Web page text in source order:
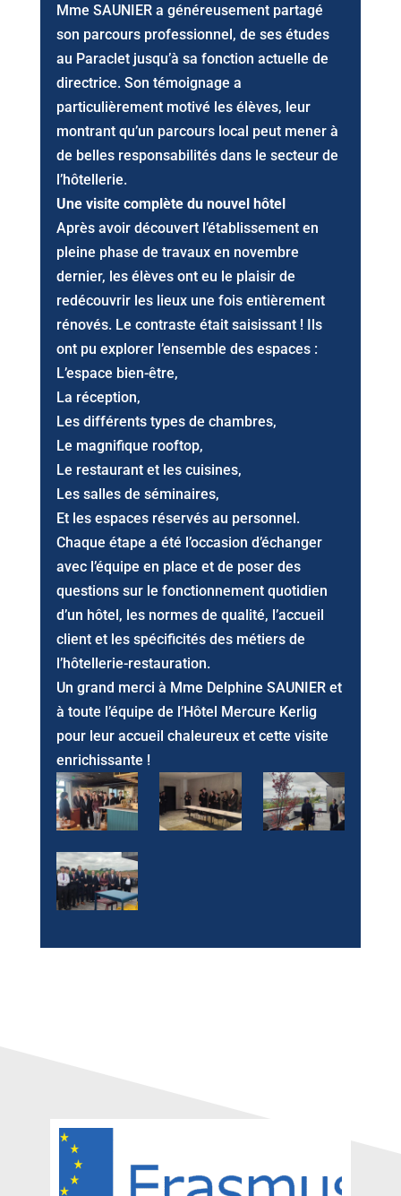
Mme SAUNIER a généreusement partagé
son parcours professionnel, de ses études
au Paraclet jusqu’à sa fonction actuelle de
directrice. Son témoignage a
particulièrement motivé les élèves, leur
montrant qu’un parcours local peut mener à
de belles responsabilités dans le secteur de
l’hôtellerie.
Une visite complète du nouvel hôtel
Après avoir découvert l’établissement en
pleine phase de travaux en novembre
dernier, les élèves ont eu le plaisir de
redécouvrir les lieux une fois entièrement
rénovés. Le contraste était saisissant ! Ils
ont pu explorer l’ensemble des espaces :
L’espace bien-être,
La réception,
Les différents types de chambres,
Le magnifique rooftop,
Le restaurant et les cuisines,
Les salles de séminaires,
Et les espaces réservés au personnel.
Chaque étape a été l’occasion d’échanger
avec l’équipe en place et de poser des
questions sur le fonctionnement quotidien
d’un hôtel, les normes de qualité, l’accueil
client et les spécificités des métiers de
l’hôtellerie-restauration.
Un grand merci à Mme Delphine SAUNIER et
à toute l’équipe de l’Hôtel Mercure Kerlig
pour leur accueil chaleureux et cette visite
enrichissante !